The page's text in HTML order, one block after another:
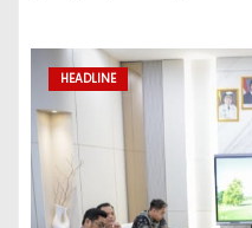
HEADLINE